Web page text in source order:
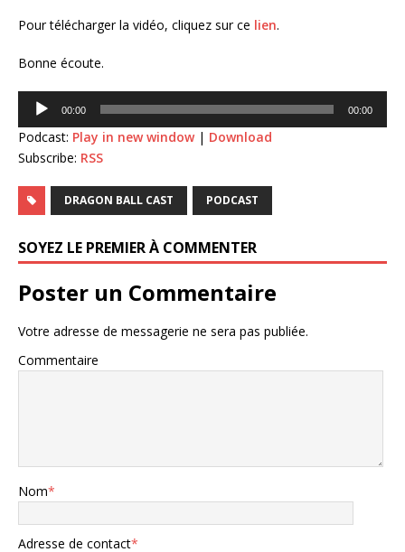
Pour télécharger la vidéo, cliquez sur ce lien.
Bonne écoute.
Lecteur
audio
00:00 00:00
Podcast: Play in new window| Download
Subscribe: RSS
DRAGON BALL CAST PODCAST
SOYEZ LE PREMIER À COMMENTER
Poster un Commentaire
Votre adresse de messagerie ne sera pas publiée.
Commentaire
Nom*
Adresse de contact*